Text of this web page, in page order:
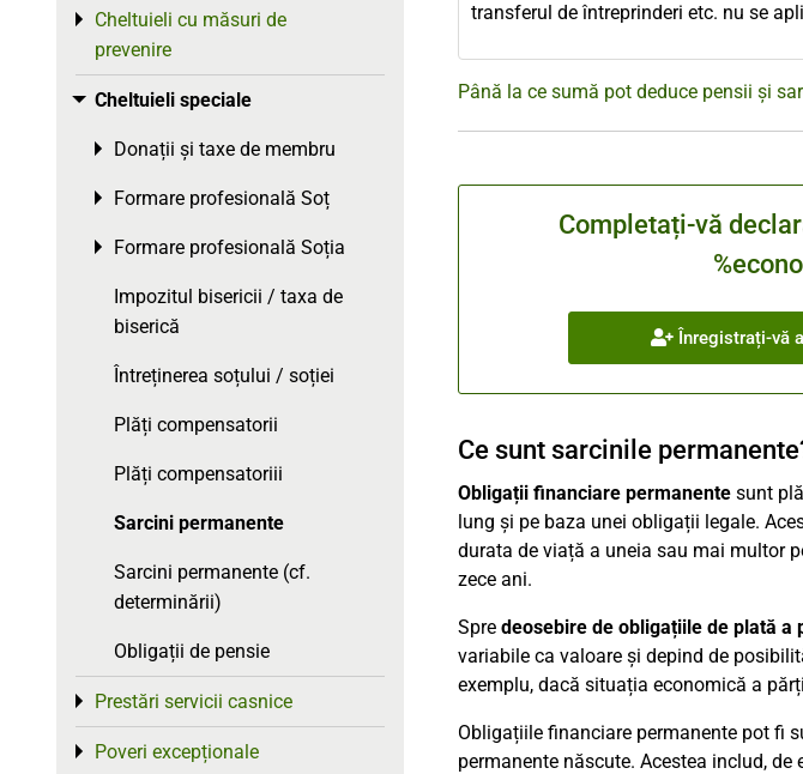
transferul de întreprinderi etc. nu se
Până la ce sumă pot deduce pensii și
Completați-vă
Înregistrați-vă
Ce sunt sarcinile
Obligații financiare permanente sunt
lung și pe baza unei obligații legale.
durata de viață a uneia sau mai multor
zece ani.
Spre deosebire de obligațiile de plată a
variabile ca valoare și depind de
exemplu, dacă situația economică a
Obligațiile financiare permanente pot fi
permanente născute. Acestea includ,
Cheltuieli cu măsuri de
prevenire
Toggle menu
Cheltuieli speciale
Toggle menu
Donații și taxe de membru
Toggle menu
Formare profesională Soț
Toggle menu
Formare profesională Soția
Toggle menu
Impozitul bisericii / taxa de
biserică
Întreținerea soțului / soției
Plăți compensatorii
Plăți compensatoriii
Sarcini permanente
Sarcini permanente (cf.
determinării)
Obligații de pensie
Prestări servicii casnice
Toggle menu
Poveri excepționale
Toggle menu